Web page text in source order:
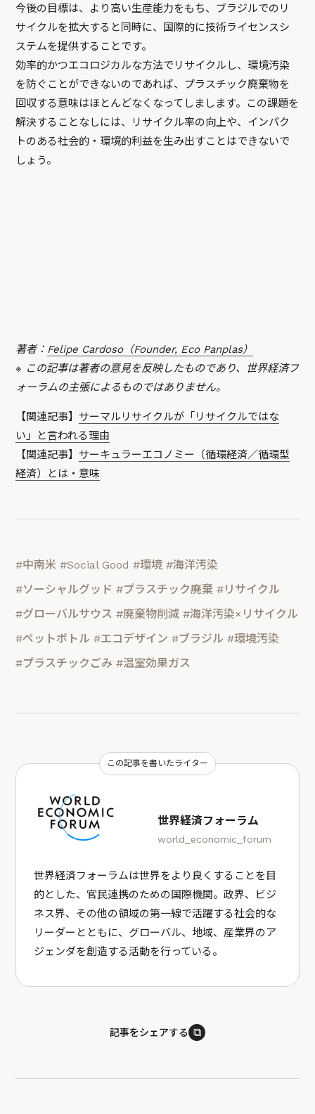
今後の目標は、より高い生産能力をもち、ブラジルでのリ
サイクルを拡大すると同時に、国際的に技術ライセンスシ
ステムを提供することです。
効率的かつエコロジカルな方法でリサイクルし、環境汚染
を防ぐことができないのであれば、プラスチック廃棄物を
回収する意味はほとんどなくなってしまします。この課題を
解決することなしには、リサイクル率の向上や、インパク
トのある社会的・環境的利益を生み出すことはできないで
しょう。
著者： Felipe Cardoso（Founder, Eco Panplas）
※ この記事は著者の意見を反映したものであり、世界経済フ
ォーラムの主張によるものではありません。
【関連記事】 サーマルリサイクルが「リサイクルではな
い」と言われる理由
【関連記事】 サーキュラーエコノミー（循環経済／循環型
経済）とは・意味
#中南米 #Social Good #環境 #海洋汚染
#ソーシャルグッド #プラスチック廃棄 #リサイクル
#グローバルサウス #廃棄物削減 #海洋汚染×リサイクル
#ペットボトル #エコデザイン #ブラジル #環境汚染
#プラスチックごみ #温室効果ガス
この記事を書いたライター
世界経済フォーラム
world_economic_forum
世界経済フォーラムは世界をより良くすることを目
的とした、官民連携のための国際機関。政界、ビジ
ネス界、その他の領域の第一線で活躍する社会的な
リーダーとともに、グローバル、地域、産業界のア
ジェンダを創造する活動を行っている。
記事をシェアする ⧉